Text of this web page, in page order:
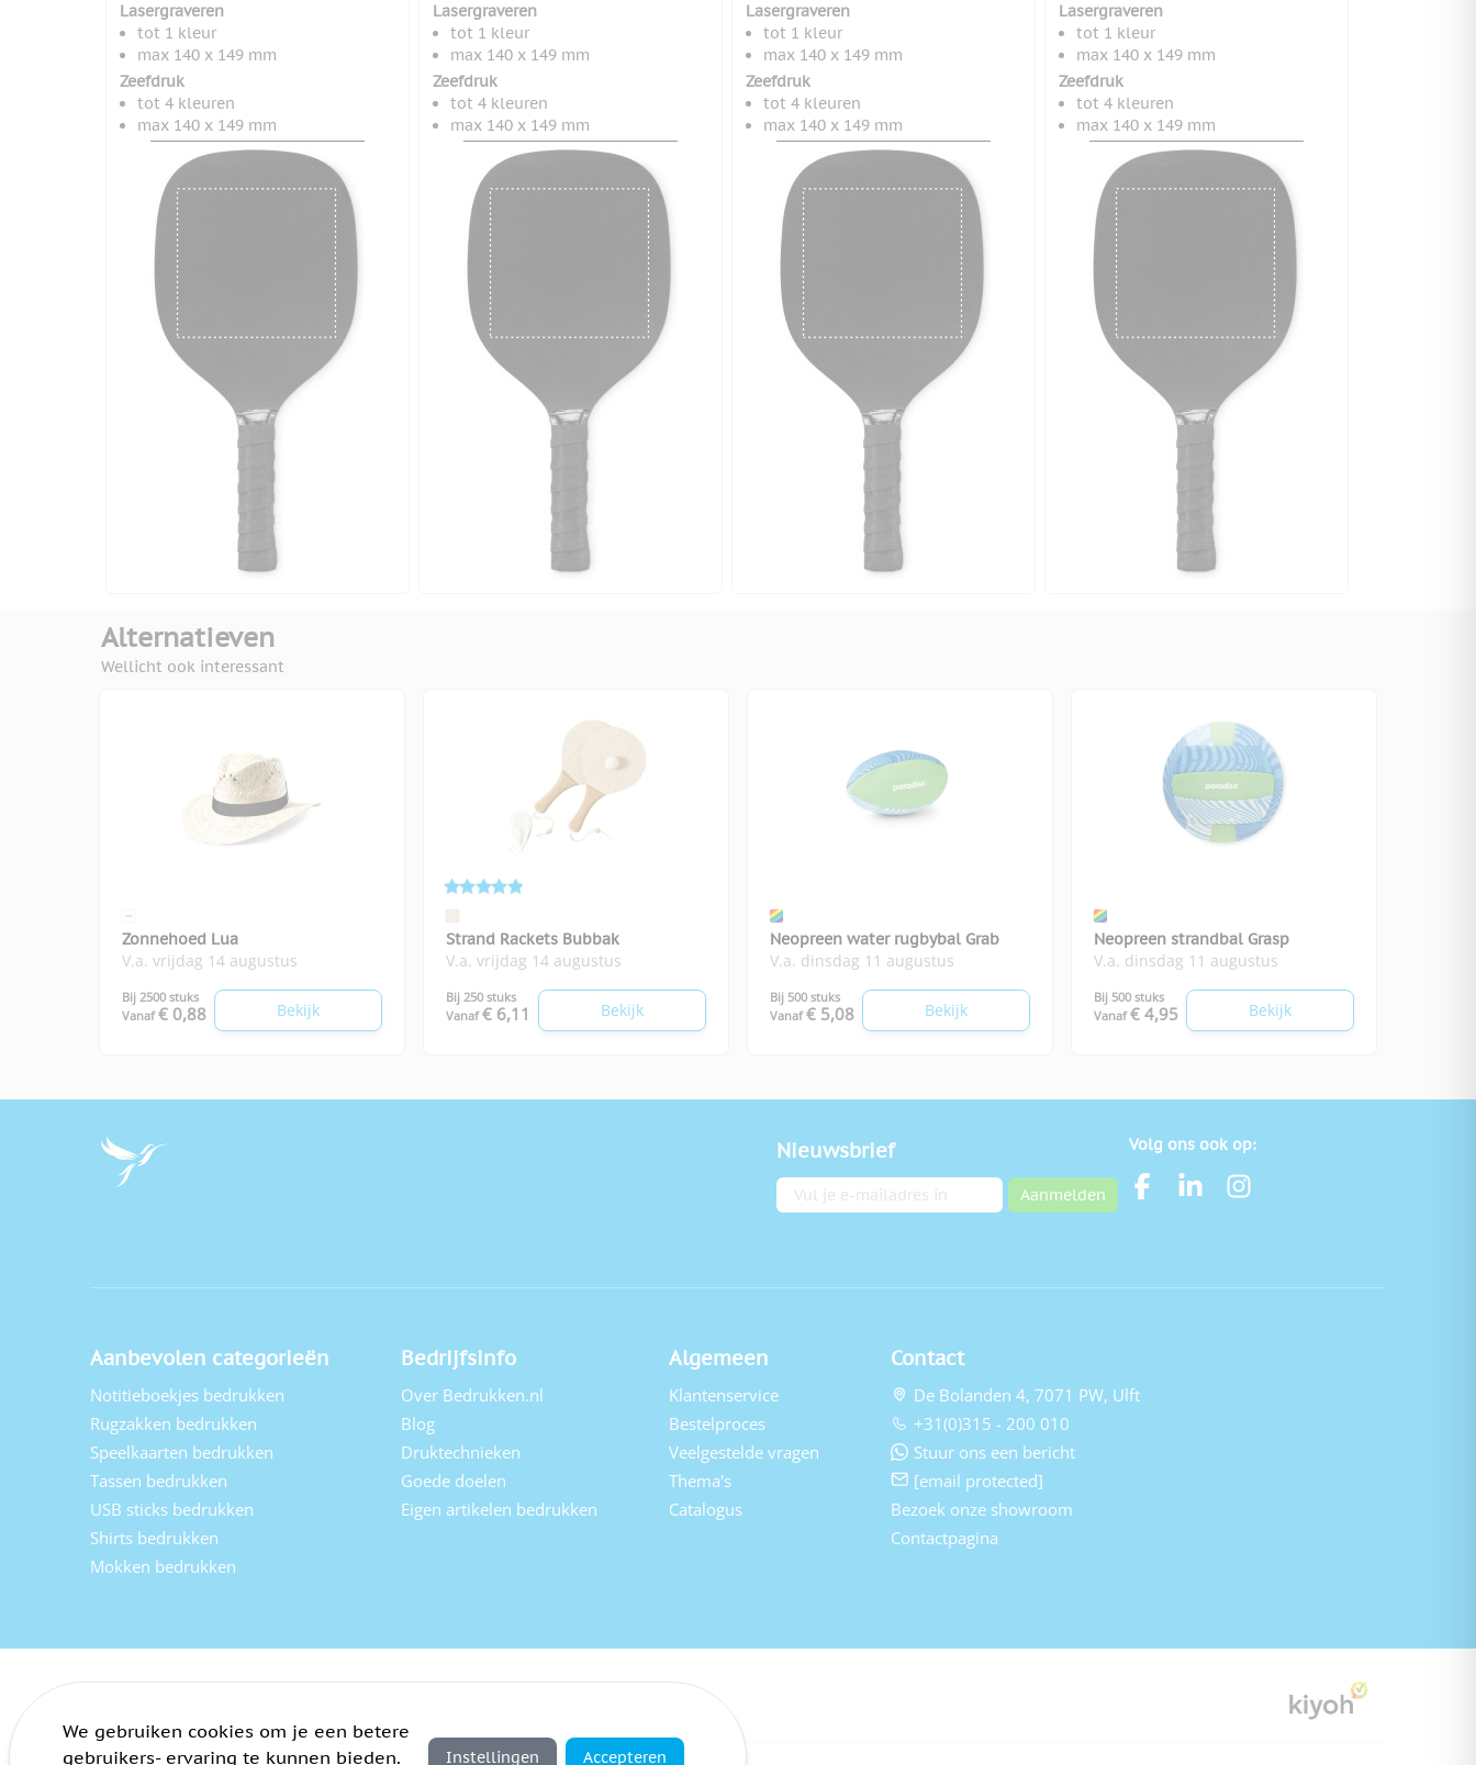
Lasergraveren
tot 1 kleur
max 140 x 149 mm
Zeefdruk
tot 4 kleuren
max 140 x 149 mm
Lasergraveren
tot 1 kleur
max 140 x 149 mm
Zeefdruk
tot 4 kleuren
max 140 x 149 mm
Lasergraveren
tot 1 kleur
max 140 x 149 mm
Zeefdruk
tot 4 kleuren
max 140 x 149 mm
Lasergraveren
tot 1 kleur
max 140 x 149 mm
Zeefdruk
tot 4 kleuren
max 140 x 149 mm
Alternatieven
Wellicht ook interessant
Zonnehoed Lua
V.a. vrijdag 14 augustus
Bij 2500 stuks
Vanaf € 0,88 Bekijk
Strand Rackets Bubbak
V.a. vrijdag 14 augustus
Bij 250 stuks
Vanaf € 6,11 Bekijk
Neopreen water rugbybal Grab
V.a. dinsdag 11 augustus
Bij 500 stuks
Vanaf € 5,08 Bekijk
Neopreen strandbal Grasp
V.a. dinsdag 11 augustus
Bij 500 stuks
Vanaf € 4,95 Bekijk
Nieuwsbrief
E-mailadres Aanmelden
Volg ons ook op:
Aanbevolen categorieën
Notitieboekjes bedrukken
Rugzakken bedrukken
Speelkaarten bedrukken
Tassen bedrukken
USB sticks bedrukken
Shirts bedrukken
Mokken bedrukken
Bedrijfsinfo
Over Bedrukken.nl
Blog
Druktechnieken
Goede doelen
Eigen artikelen bedrukken
Algemeen
Klantenservice
Bestelproces
Veelgestelde vragen
Thema's
Catalogus
Contact
De Bolanden 4, 7071 PW, Ulft
+31(0)315 - 200 010
Stuur ons een bericht
[email protected]
Bezoek onze showroom
Contactpagina
We gebruiken cookies om je een betere
gebruikers- ervaring te kunnen bieden.
Instellingen Accepteren